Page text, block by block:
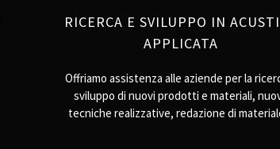
RICERCA E SVILUPPO IN
APPLICATA
Offriamo assistenza alle aziende per la
sviluppo di nuovi prodotti e materiali,
tecniche realizzative, redazione di